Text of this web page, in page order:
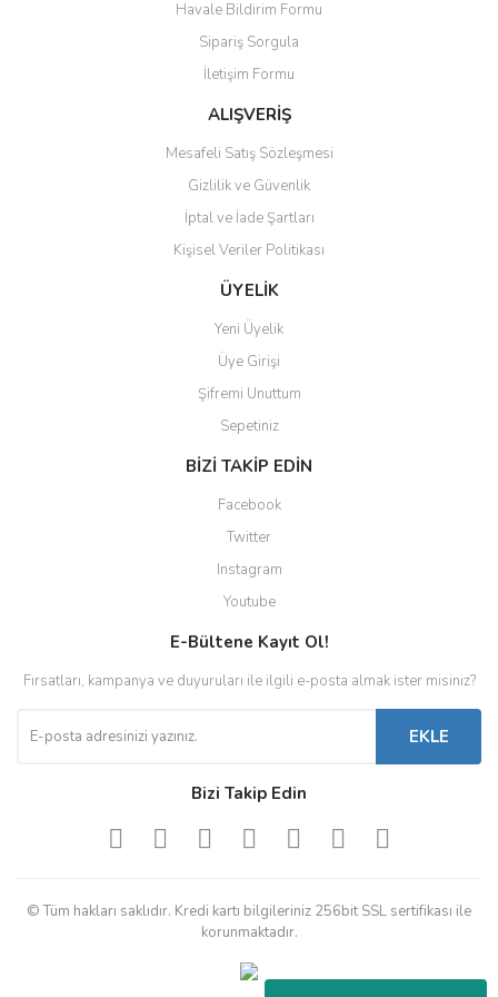
Bu ürüne benzer farklı alternatifler olmalı.
Gönder
Havale Bildirim Formu
Sipariş Sorgula
İletişim Formu
ALIŞVERİŞ
Mesafeli Satış Sözleşmesi
Gizlilik ve Güvenlik
İptal ve İade Şartları
Kişisel Veriler Politikası
ÜYELİK
Yeni Üyelik
Üye Girişi
Şifremi Unuttum
Sepetiniz
BİZİ TAKİP EDİN
Facebook
Twitter
Instagram
Youtube
E-Bültene Kayıt Ol!
Fırsatları, kampanya ve duyuruları ile ilgili e-posta almak ister misiniz?
EKLE
Bizi Takip Edin
© Tüm hakları saklıdır. Kredi kartı bilgileriniz 256bit SSL sertifikası ile
korunmaktadır.